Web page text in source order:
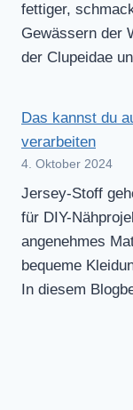
fettiger,
Gewässern der
der Clupeidae
Das kannst du
verarbeiten
4. Oktober 2024
Jersey-Stoff
für DIY-
angenehmes
bequeme
In diesem